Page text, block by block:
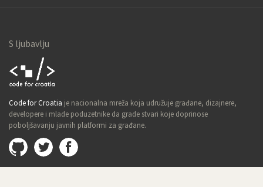
S ljubavlju
Croatia
Code for Croatia je nacionalna mreža koja udružuje građane, dizajnere,
developere i mlade poduzetnike da grade stvari koje doprinose
poboljšavanju javnih platformi za građane.